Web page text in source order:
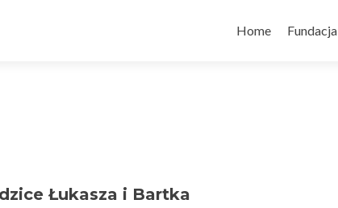
to
Home Fundacja
Łukasza i Bartka